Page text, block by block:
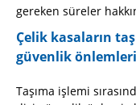
gereken süreler
Çelik kasaların
güvenlik önlemleri
Taşıma işlemi